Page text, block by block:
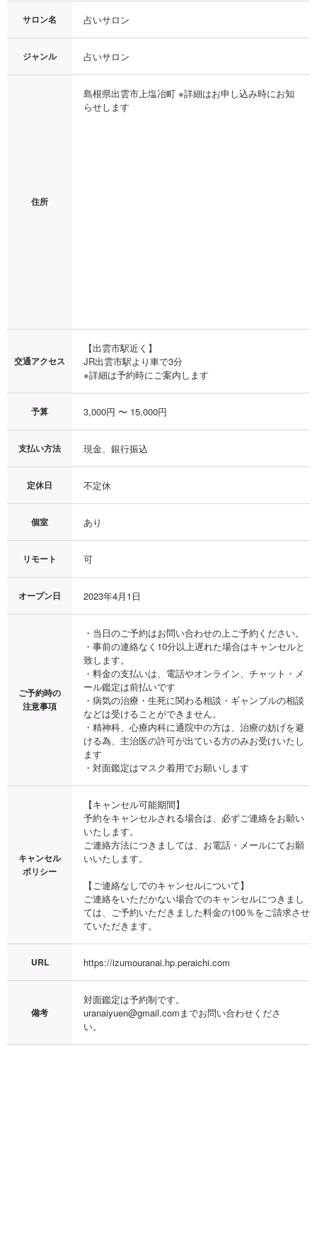
サロン名 占いサロン
ジャンル 占いサロン
住所
島根県出雲市上塩冶町 ※詳細はお申し込み時にお知
らせします
交通アクセス
【出雲市駅近く】
JR出雲市駅より車で3分
※詳細は予約時にご案内します
予算 3,000円 〜 15,000円
支払い方法 現金、銀行振込
定休日 不定休
個室 あり
リモート 可
オープン日 2023年4月1日
ご予約時の
注意事項
・当日のご予約はお問い合わせの上ご予約ください。
・事前の連絡なく10分以上遅れた場合はキャンセルと
致します。
・料金の支払いは、電話やオンライン、チャット・メ
ール鑑定は前払いです
・病気の治療・生死に関わる相談・ギャンブルの相談
などは受けることができません。
・精神科、心療内科に通院中の方は、治療の妨げを避
ける為、主治医の許可が出ている方のみお受けいたし
ます
・対面鑑定はマスク着用でお願いします
キャンセル
ポリシー
【キャンセル可能期間】
予約をキャンセルされる場合は、必ずご連絡をお願い
いたします。
ご連絡方法につきましては、お電話・メールにてお願
いいたします。
【ご連絡なしでのキャンセルについて】
ご連絡をいただかない場合でのキャンセルにつきまし
ては、ご予約いただきました料金の100％をご請求させ
ていただきます。
URL https://izumouranai.hp.peraichi.com
備考
対面鑑定は予約制です。
uranaiyuen@gmail.comまでお問い合わせくださ
い。